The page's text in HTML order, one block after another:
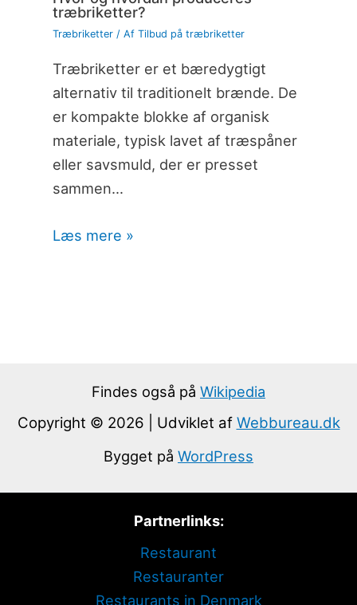
træbriketter?
Træbriketter/ Af Tilbud på træbriketter
Træbriketter er et bæredygtigt
alternativ til traditionelt brænde. De
er kompakte blokke af organisk
materiale, typisk lavet af træspåner
eller savsmuld, der er presset
sammen…
Læs mere »
Findes også på Wikipedia
Copyright © 2026 | Udviklet af Webbureau.dk
Bygget på WordPress
Partnerlinks:
Restaurant
Restauranter
Restaurants in Denmark